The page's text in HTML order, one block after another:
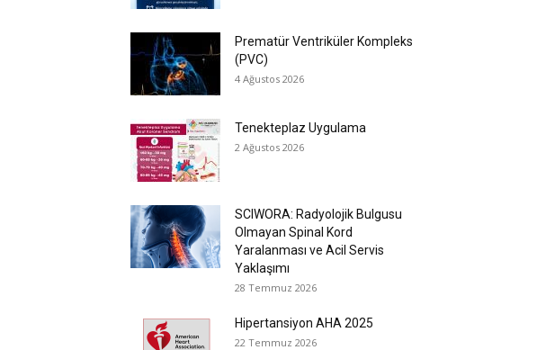
Prematür Ventriküler Kompleks
(PVC)
4 Ağustos 2026
Tenekteplaz Uygulama
2 Ağustos 2026
SCIWORA: Radyolojik Bulgusu
Olmayan Spinal Kord
Yaralanması ve Acil Servis
Yaklaşımı
28 Temmuz 2026
Hipertansiyon AHA 2025
22 Temmuz 2026